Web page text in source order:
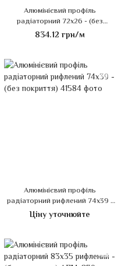
Алюмінієвий профіль
радіаторний 72х26 - (без
покриття)
834.12 грн/м
Алюмінієвий профіль
радіаторний рифлений 74х39 -
(без покриття)
Ціну уточнюйте